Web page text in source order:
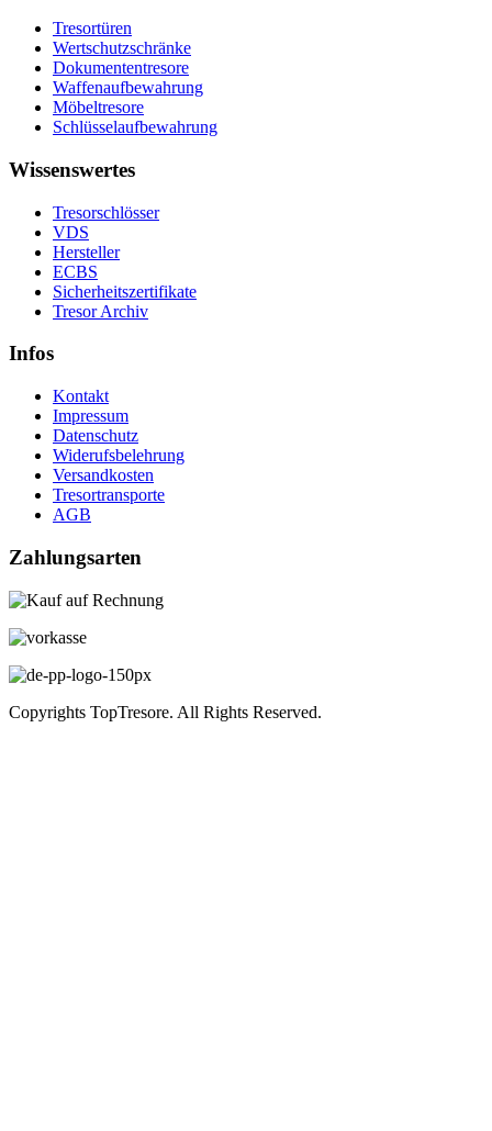
Tresortüren
Wertschutzschränke
Dokumententresore
Waffenaufbewahrung
Möbeltresore
Schlüsselaufbewahrung
Wissenswertes
Tresorschlösser
VDS
Hersteller
ECBS
Sicherheitszertifikate
Tresor Archiv
Infos
Kontakt
Impressum
Datenschutz
Widerufsbelehrung
Versandkosten
Tresortransporte
AGB
Zahlungsarten
Copyrights TopTresore. All Rights Reserved.